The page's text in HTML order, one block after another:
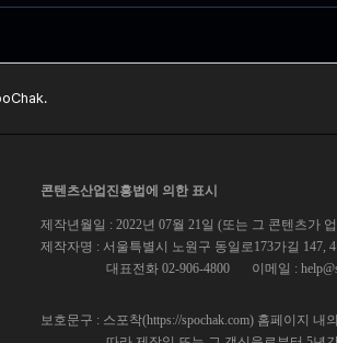
콘텐츠산업진흥법에 의한 표시
제작년월일 : 2022년 07월 21일 (또는 그 콘텐츠가
제작자명 : 서울특별시 노원구 동일로173가길 147,
대표전화 02-906-4800
이메일 :
보호문구 : 스포착(https://spochak.com) 홈페이지